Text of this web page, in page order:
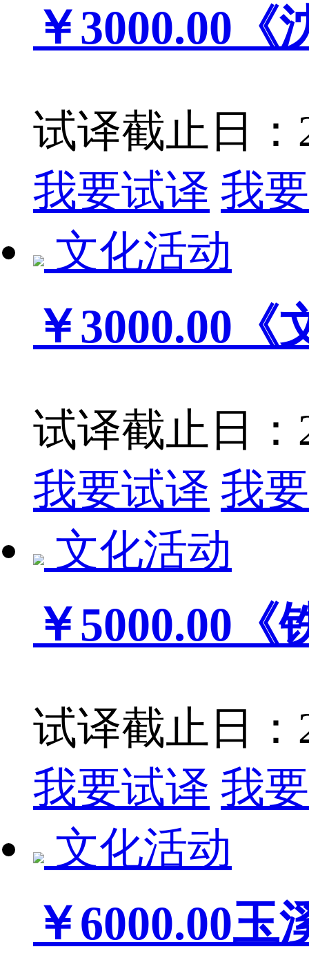
￥3000.00
试译截止日：
我要试译 我
文化活动
￥3000.00
试译截止日：
我要试译 我
文化活动
￥5000.00
试译截止日：
我要试译 我
文化活动
￥6000.00玉